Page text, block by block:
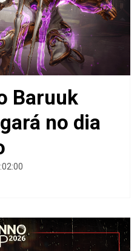
Baruuk
no dia